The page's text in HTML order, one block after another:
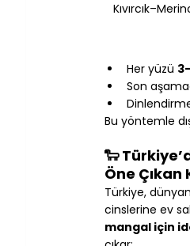
Her yüzü
Son
Bu yöntemle
🐑
Öne Çıkan
Türkiye,
cinslerine ev
mangal için